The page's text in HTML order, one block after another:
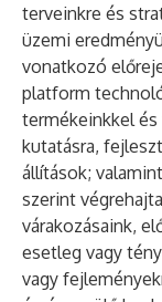
terveinkre és
üzemi
vonatkozó
platform
termékeinkkel
kutatásra,
állítások;
szerint
várakozásaink,
esetleg vagy
vagy